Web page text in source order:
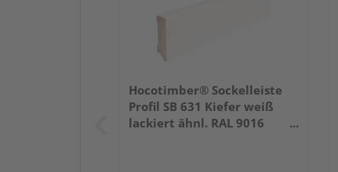
Hocotimber® Sockelleiste
Profil SB 631 Kiefer weiß
lackiert ähnl. RAL 9016